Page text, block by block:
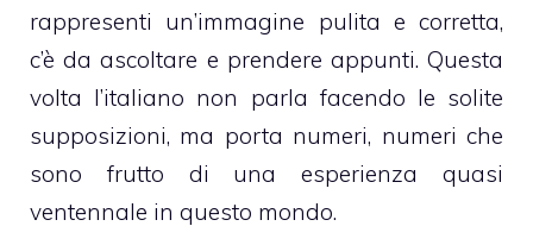
rappresenti un’immagine pulita e corretta,
c’è da ascoltare e prendere appunti. Questa
volta l’italiano non parla facendo le solite
supposizioni, ma porta numeri, numeri che
sono frutto di una esperienza quasi
ventennale in questo mondo.